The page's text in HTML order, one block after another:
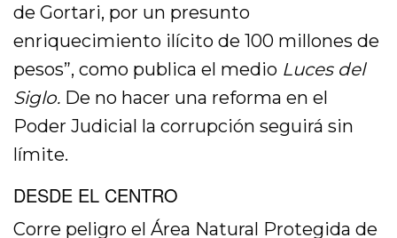
de Gortari, por un presunto
enriquecimiento ilícito de 100 millones de
pesos”, como publica el medio Luces del
Siglo. De no hacer una reforma en el
Poder Judicial la corrupción seguirá sin
límite.
DESDE EL CENTRO
Corre peligro el Área Natural Protegida de